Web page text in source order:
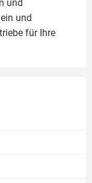
und
und
für Ihre